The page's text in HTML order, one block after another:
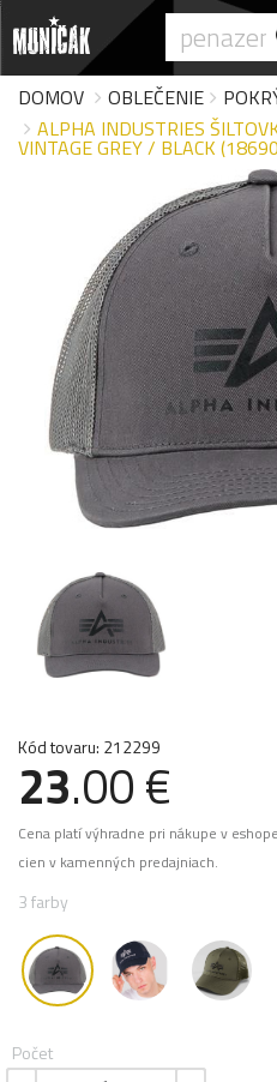
DOMOV
OBLEČENIE
ALPHA INDUSTRIES
VINTAGE GREY / BLACK
Kód tovaru: 212299
23.00 €
Cena platí výhradne pri nákupe v
cien v kamenných predajniach.
3 farby
Počet